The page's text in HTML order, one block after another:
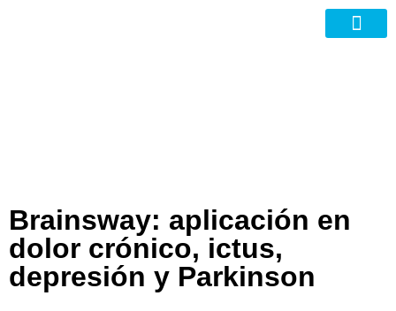
Brainsway: aplicación en
dolor crónico, ictus,
depresión y Parkinson